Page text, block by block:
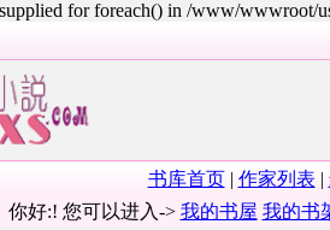
for foreach() in /www/wwwroot/
书库首页| 作家列表 |
你好:! 您可以进入-> 我的书屋 我的书